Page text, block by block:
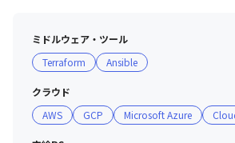
ミドルウェア・ツール
Terraform
Ansible
クラウド
AWS
GCP Microsoft Azure